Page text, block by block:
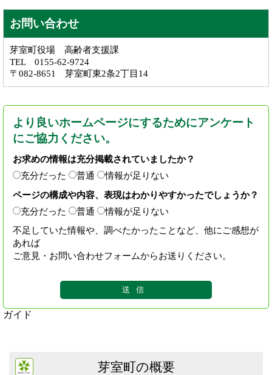
お問い合わせ
芽室町役場 高齢者支援課
TEL 0155-62-9724
〒082-8651 芽室町東2条2丁目14
より良いホームページにするためにアンケート
にご協力ください。
お求めの情報は充分掲載されていましたか？
充分だった
普通
情報が足りない
ページの構成や内容、表現はわかりやすかったでしょうか？
充分だった
普通
情報が足りない
不足していた情報や、調べたかったことなど、他にご感想が
あれば
ご意見・お問い合わせフォームからお送りください。
ガイド
芽室町の概要